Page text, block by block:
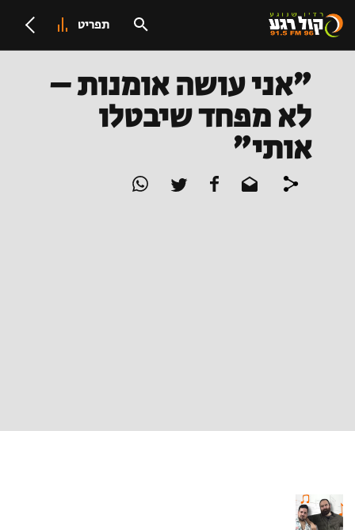
תפריט
"אני עושה אומנות –
לא מפחד שיבטלו
אותי"